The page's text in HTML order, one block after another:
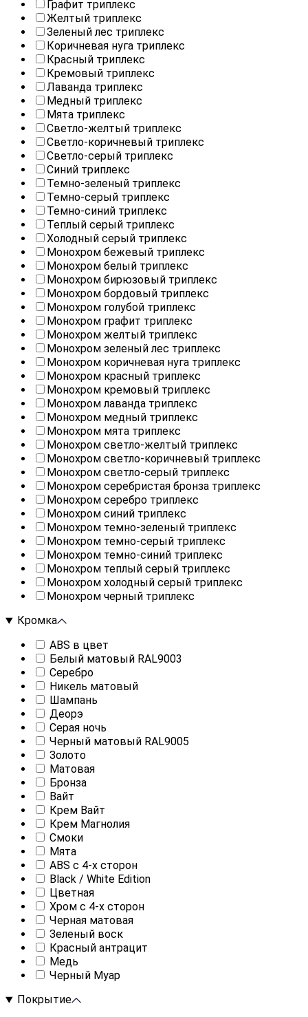
Графит триплекс
Желтый триплекс
Зеленый лес триплекс
Коричневая нуга триплекс
Красный триплекс
Кремовый триплекс
Лаванда триплекс
Медный триплекс
Мята триплекс
Светло-желтый триплекс
Светло-коричневый триплекс
Светло-серый триплекс
Синий триплекс
Темно-зеленый триплекс
Темно-серый триплекс
Темно-синий триплекс
Теплый серый триплекс
Холодный серый триплекс
Монохром бежевый триплекс
Монохром белый триплекс
Монохром бирюзовый триплекс
Монохром бордовый триплекс
Монохром голубой триплекс
Монохром графит триплекс
Монохром желтый триплекс
Монохром зеленый лес триплекс
Монохром коричневая нуга триплекс
Монохром красный триплекс
Монохром кремовый триплекс
Монохром лаванда триплекс
Монохром медный триплекс
Монохром мята триплекс
Монохром светло-желтый триплекс
Монохром светло-коричневый триплекс
Монохром светло-серый триплекс
Монохром серебристая бронза триплекс
Монохром серебро триплекс
Монохром синий триплекс
Монохром темно-зеленый триплекс
Монохром темно-серый триплекс
Монохром темно-синий триплекс
Монохром теплый серый триплекс
Монохром холодный серый триплекс
Монохром черный триплекс
Кромка
ABS в цвет
Белый матовый RAL9003
Серебро
Никель матовый
Шампань
Деорэ
Серая ночь
Черный матовый RAL9005
Золото
Матовая
Бронза
Вайт
Крем Вайт
Крем Магнолия
Смоки
Мята
ABS с 4-х сторон
Black / White Edition
Цветная
Хром с 4-х сторон
Черная матовая
Зеленый воск
Красный антрацит
Медь
Черный Муар
Покрытие